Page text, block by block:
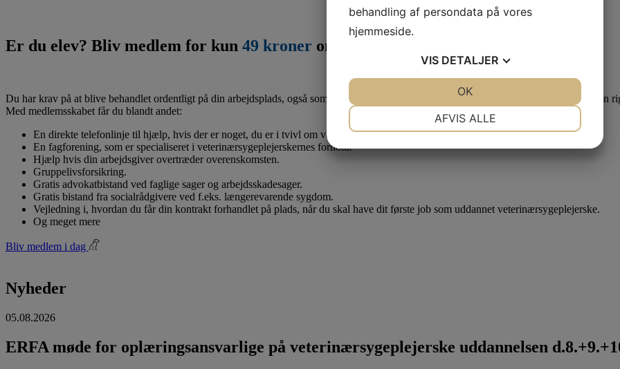
Er du elev? Bliv medlem for kun 49 kroner om måneden
Du har krav på at blive behandlet ordentligt på din arbejdsplads, også som lærling eller elev. Derfor er det en god idé at være medlem af en
Med medlemsskabet får du blandt andet:
En direkte telefonlinje til hjælp, hvis der er noget, du er i tvivl om vedr. dine løn- og arbejdsforhold.
En fagforening, som er specialiseret i veterinærsygeplejerskernes forhold.
Hjælp hvis din arbejdsgiver overtræder overenskomsten.
Gruppelivsforsikring.
Gratis advokatbistand ved faglige sager og arbejdsskadesager.
Gratis bistand fra socialrådgivere ved f.eks. længerevarende sygdom.
Vejledning i, hvordan du får din kontrakt forhandlet på plads, når du skal have dit første job som uddannet veterinærsygeplejerske.
Og meget mere
Bliv medlem i dag
Nyheder
05.08.2026
ERFA møde for oplæringsansvarlige på veterinærsygeplejerske uddannelsen
behandling af persondata på vores
hjemmeside.
VIS DETALJER
AFVIS ALLE
OK